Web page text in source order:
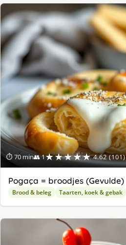
⏱ 70 min👥 1★★★★★ 4.62 (101)
Pogaça = broodjes (Gevulde)
Brood & beleg Taarten, koek & gebak